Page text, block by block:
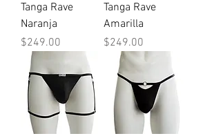
Tanga Rave
Naranja
Precio
$249.00
Tanga Rave
Amarilla
Precio
$249.00